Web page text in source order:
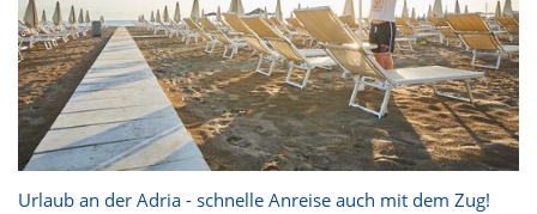
Urlaub an der Adria - schnelle Anreise auch mit dem Zug!